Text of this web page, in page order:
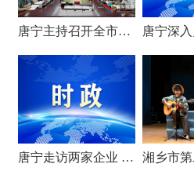
唐宁主持召开全市安全生产工作会议
唐宁走访两家企业 问需问计促发展